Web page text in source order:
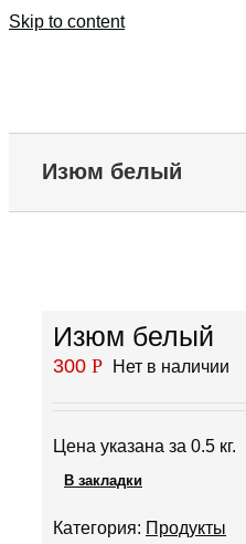
Skip to content
Изюм белый
Изюм белый
300 Р Нет в наличии
Цена указана за 0.5 кг.
В закладки
Категория: Продукты